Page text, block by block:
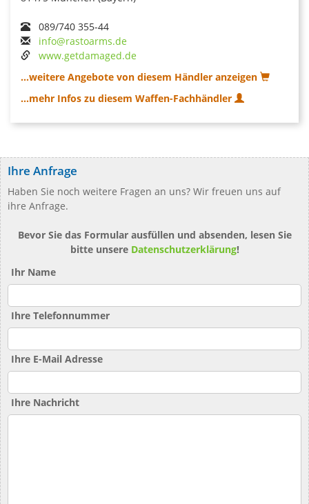
089/740 355-44
info@rastoarms.de
www.getdamaged.de
...weitere Angebote von diesem Händler anzeigen
...mehr Infos zu diesem Waffen-Fachhändler
Ihre Anfrage
Haben Sie noch weitere Fragen an uns? Wir freuen uns auf
ihre Anfrage.
Bevor Sie das Formular ausfüllen und absenden, lesen Sie
bitte unsere Datenschutzerklärung!
Ihr Name
Ihre Telefonnummer
Ihre E-Mail Adresse
Ihre Nachricht